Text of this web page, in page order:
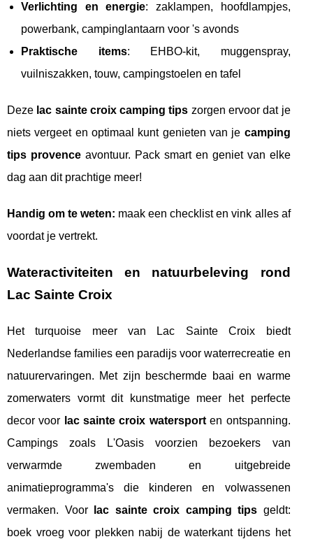
Verlichting en energie: zaklampen, hoofdlampjes,
powerbank, campinglantaarn voor 's avonds
Praktische items: EHBO-kit, muggenspray,
vuilniszakken, touw, campingstoelen en tafel
Deze lac sainte croix camping tips zorgen ervoor dat je
niets vergeet en optimaal kunt genieten van je camping
tips provenceavontuur. Pack smart en geniet van elke
dag aan dit prachtige meer!
Handig om te weten: maak een checklist en vink alles af
voordat je vertrekt.
Wateractiviteiten en natuurbeleving rond
Lac Sainte Croix
Het turquoise meer van Lac Sainte Croix biedt
Nederlandse families een paradijs voor waterrecreatie en
natuurervaringen. Met zijn beschermde baai en warme
zomerwaters vormt dit kunstmatige meer het perfecte
decor voor lac sainte croix watersporten ontspanning.
Campings zoals L'Oasis voorzien bezoekers van
verwarmde zwembaden en uitgebreide
animatieprogramma's die kinderen en volwassenen
vermaken. Voor
lac sainte croix camping tips geldt:
boek vroeg voor plekken nabij de waterkant tijdens het